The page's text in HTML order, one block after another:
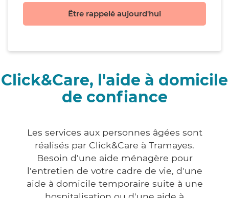
Être rappelé aujourd'hui
Click&Care, l'aide à domicile
de confiance
Les services aux personnes âgées sont
réalisés par Click&Care à Tramayes.
Besoin d'une aide ménagère pour
l'entretien de votre cadre de vie, d'une
aide à domicile temporaire suite à une